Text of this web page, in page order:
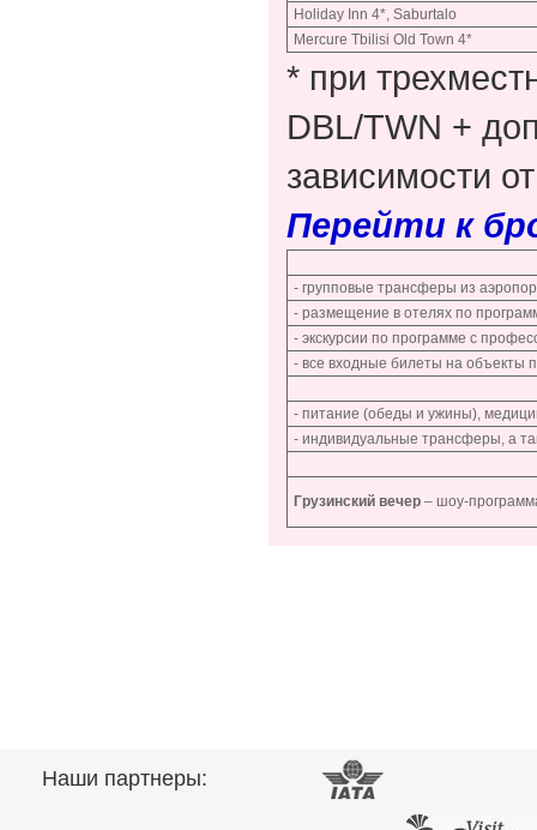
Holiday Inn 4*, Saburtalo
Mercure Tbilisi Old Town 4*
* при
DBL/TWN +
зависимости
Перейти к
- групповые трансферы из
- размещение в отелях по
- экскурсии по программе с
- все входные билеты на объекты
- питание (обеды и ужины),
- индивидуальные трансферы, а
Грузинский вечер – шоу-
Наши партнеры: